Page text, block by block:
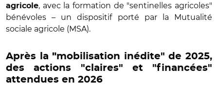
agricole, avec la formation de "sentinelles agricoles"
bénévoles – un dispositif porté par la Mutualité
sociale agricole (MSA).
Après la "mobilisation inédite" de 2025,
des actions "claires" et "financées"
attendues en 2026